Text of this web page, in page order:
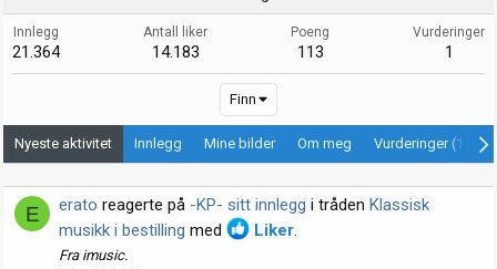
Innlegg
21.364
Antall liker
14.183
Poeng
113
Vurderinger
1
Finn
Nyeste aktivitet Innlegg Mine bilder Om meg Vurderinger (1)
E erato reagerte på -KP- sitt innlegg i tråden Klassisk
musikk i bestilling med Liker.
Fra imusic.